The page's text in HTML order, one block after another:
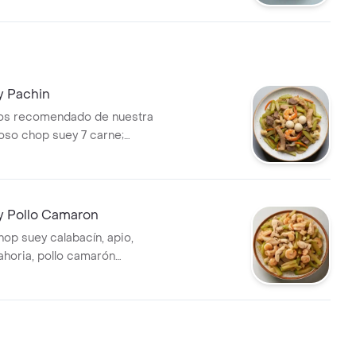
Pachin
recomendado de nuestra
suey 7 carne;
pescado, camarón,
compartir max. 4
Pollo Camaron
suey calabacín, apio,
para compartir max. 4